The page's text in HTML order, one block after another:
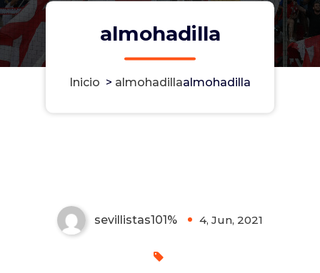
almohadilla
Inicio > almohadillaalmohadilla
sevillistas101% 4, Jun, 2021